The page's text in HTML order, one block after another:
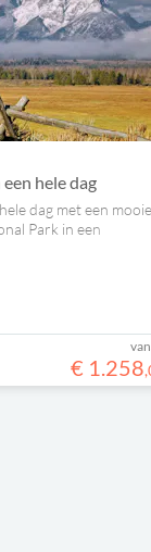
hele dag
dag met een mooie
Park in een
€ 1.258,